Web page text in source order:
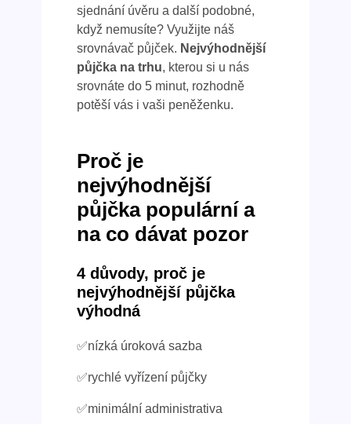
sjednání úvěru a další podobné,
když nemusíte? Využijte náš
srovnávač půjček. Nejvýhodnější
půjčka na trhu, kterou si u nás
srovnáte do 5 minut, rozhodně
potěší vás i vaši peněženku.
Proč je
nejvýhodnější
půjčka populární a
na co dávat pozor
4 důvody, proč je
nejvýhodnější půjčka
výhodná
✅nízká úroková sazba
✅rychlé vyřízení půjčky
✅minimální administrativa